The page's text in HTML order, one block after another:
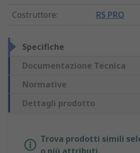
Costruttore: RS PRO
Specifiche
Documentazione Tecnica
Normative
Dettagli prodotto
Trova prodotti simili